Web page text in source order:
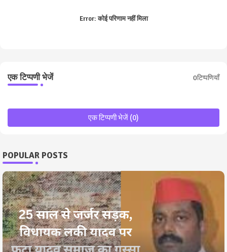
Error:कोई परिणाम नहीं मिला
एक टिप्पणी भेजें 0टिप्पणियाँ
एक टिप्पणी भेजें (0)
POPULAR POSTS